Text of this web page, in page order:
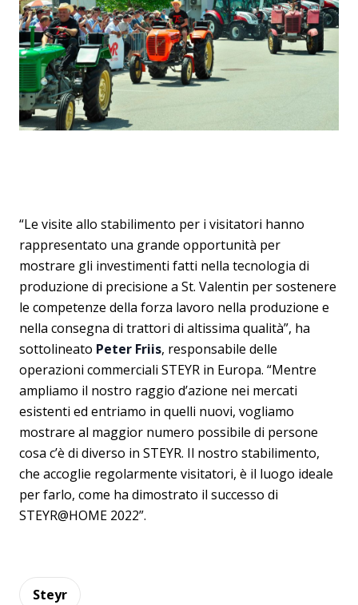
“Le visite allo stabilimento per i visitatori hanno
rappresentato una grande opportunità per
mostrare gli investimenti fatti nella tecnologia di
produzione di precisione a St. Valentin per sostenere
le competenze della forza lavoro nella produzione e
nella consegna di trattori di altissima qualità”, ha
sottolineato Peter Friis, responsabile delle
operazioni commerciali STEYR in Europa. “Mentre
ampliamo il nostro raggio d’azione nei mercati
esistenti ed entriamo in quelli nuovi, vogliamo
mostrare al maggior numero possibile di persone
cosa c’è di diverso in STEYR. Il nostro stabilimento,
che accoglie regolarmente visitatori, è il luogo ideale
per farlo, come ha dimostrato il successo di
STEYR@HOME 2022”.
Steyr